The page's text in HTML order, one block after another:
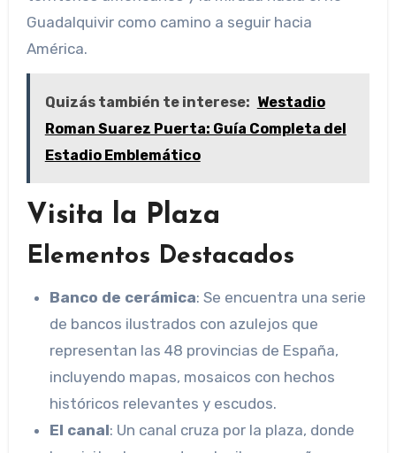
Guadalquivir como camino a seguir hacia
América.
Quizás también te interese: Westadio
Roman Suarez Puerta: Guía Completa del
Estadio Emblemático
Visita la Plaza
Elementos Destacados
Banco de cerámica: Se encuentra una serie
de bancos ilustrados con azulejos que
representan las 48 provincias de España,
incluyendo mapas, mosaicos con hechos
históricos relevantes y escudos.
El canal: Un canal cruza por la plaza, donde